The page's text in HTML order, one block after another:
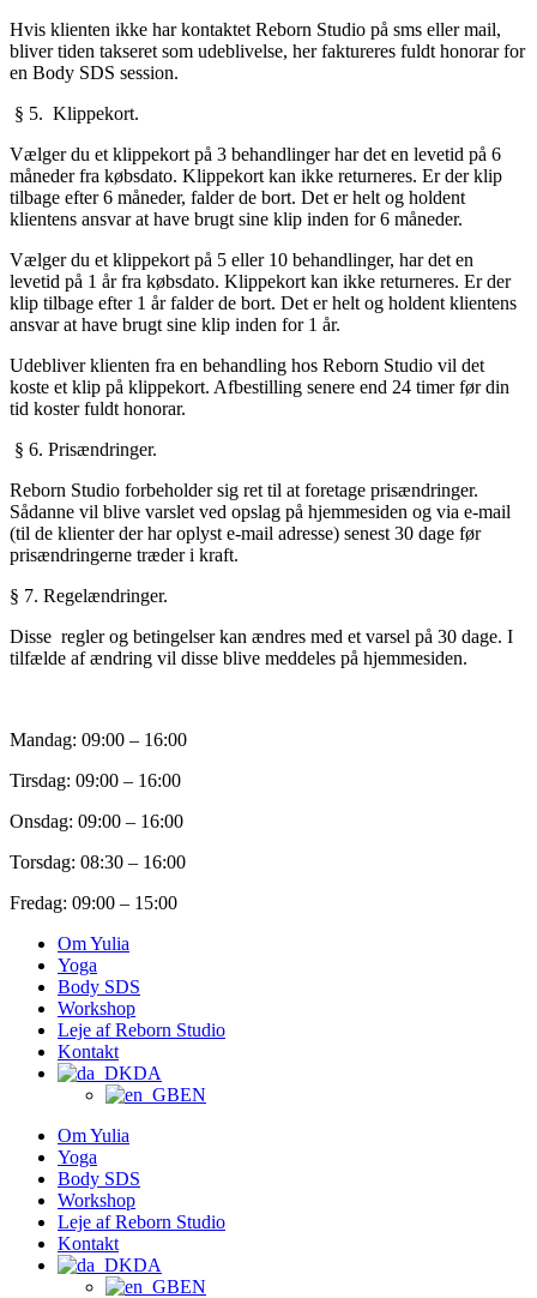
Hvis klienten ikke har kontaktet Reborn Studio på sms eller mail,
bliver tiden takseret som udeblivelse, her faktureres fuldt honorar for
en Body SDS session.
§ 5. Klippekort.
Vælger du et klippekort på 3 behandlinger har det en levetid på 6
måneder fra købsdato. Klippekort kan ikke returneres. Er der klip
tilbage efter 6 måneder, falder de bort. Det er helt og holdent
klientens ansvar at have brugt sine klip inden for 6 måneder.
Vælger du et klippekort på 5 eller 10 behandlinger, har det en
levetid på 1 år fra købsdato. Klippekort kan ikke returneres. Er der
klip tilbage efter 1 år falder de bort. Det er helt og holdent klientens
ansvar at have brugt sine klip inden for 1 år.
Udebliver klienten fra en behandling hos Reborn Studio vil det
koste et klip på klippekort. Afbestilling senere end 24 timer før din
tid koster fuldt honorar.
§ 6. Prisændringer.
Reborn Studio forbeholder sig ret til at foretage prisændringer.
Sådanne vil blive varslet ved opslag på hjemmesiden og via e-mail
(til de klienter der har oplyst e-mail adresse) senest 30 dage før
prisændringerne træder i kraft.
§ 7. Regelændringer.
Disse regler og betingelser kan ændres med et varsel på 30 dage. I
tilfælde af ændring vil disse blive meddeles på hjemmesiden.
Mandag: 09:00 – 16:00
Tirsdag: 09:00 – 16:00
Onsdag: 09:00 – 16:00
Torsdag: 08:30 – 16:00
Fredag: 09:00 – 15:00
Om Yulia
Yoga
Body SDS
Workshop
Leje af Reborn Studio
Kontakt
DA
EN
Om Yulia
Yoga
Body SDS
Workshop
Leje af Reborn Studio
Kontakt
DA
EN